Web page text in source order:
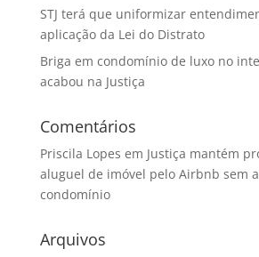
STJ terá que uniformizar
aplicação da Lei do Distrato
Briga em condomínio de luxo no
acabou na Justiça
Comentários
Priscila Lopes em Justiça mantém
aluguel de imóvel pelo Airbnb sem
condomínio
Arquivos